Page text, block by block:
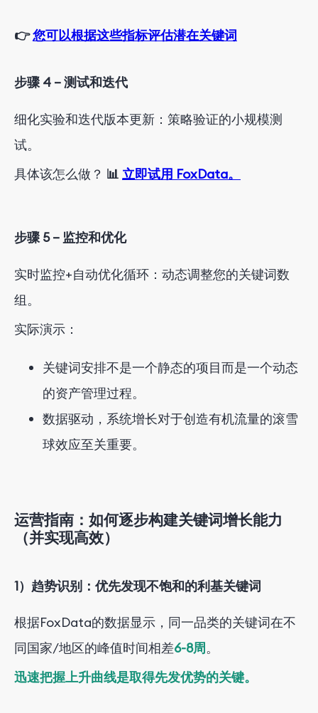
👉您可以根据这些指标评估潜在关键词
步骤 4 – 测试和迭代
细化实验和迭代版本更新：策略验证的小规模测
试。
具体该怎么做？ 📊 立即试用 FoxData。
步骤 5 – 监控和优化
实时监控+自动优化循环：动态调整您的关键词数
组。
实际演示：
关键词安排不是一个静态的项目而是一个动态
的资产管理过程。
数据驱动，系统增长对于创造有机流量的滚雪
球效应至关重要。
运营指南：如何逐步构建关键词增长能力
（并实现高效）
1）趋势识别：优先发现不饱和的利基关键词
根据FoxData的数据显示 ，同一品类的关键词在不
同国家/地区的峰值时间相差6-8周。
迅速把握上升曲线是取得先发优势的关键。